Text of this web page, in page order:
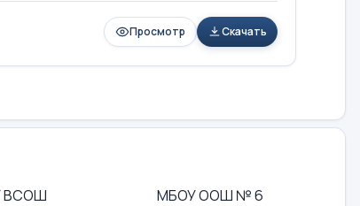
Просмотр Скачать
ВСОШ МБОУ ООШ № 6